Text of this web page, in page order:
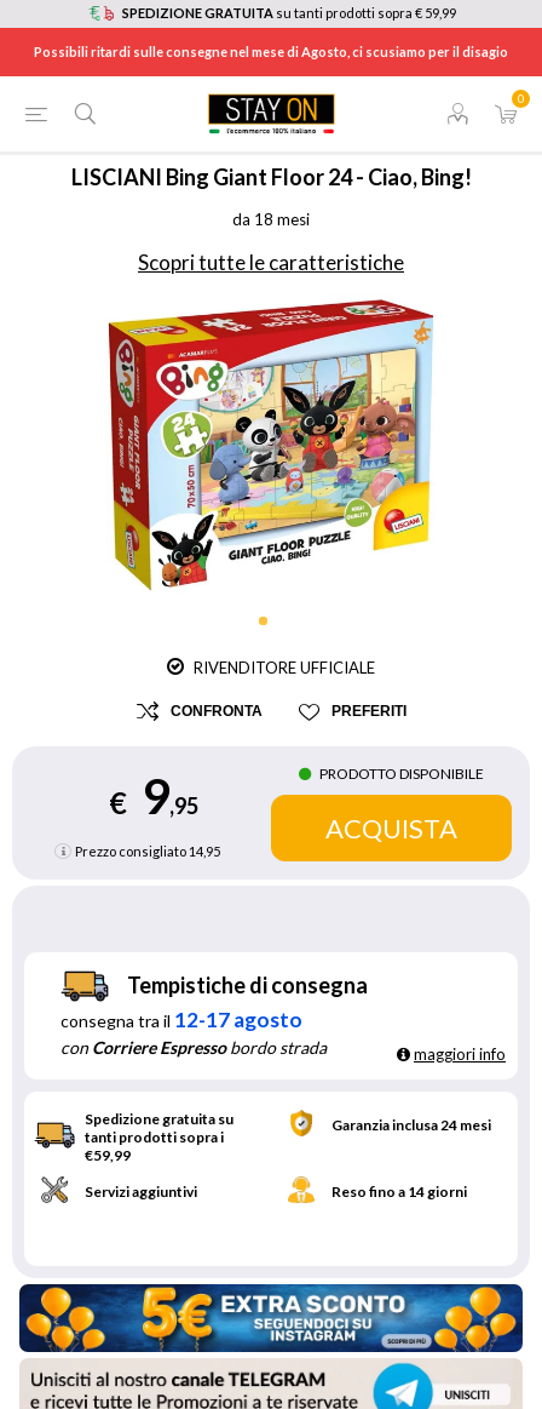
SPEDIZIONE GRATUITA su tanti prodotti sopra € 59,99
Possibili ritardi sulle consegne nel mese di Agosto, ci scusiamo per il disagio
0
/ GIOCATTOLI / ALTRI GIOCATTOLI
LISCIANI Bing Giant Floor 24 - Ciao, Bing!
da 18 mesi
Scopri tutte le caratteristiche
RIVENDITORE UFFICIALE
CONFRONTA PREFERITI
€ 9,95
Prezzo consigliato 14,95
PRODOTTO DISPONIBILE
Tempistiche di consegna
consegna tra il 12-17 agosto
conCorriere Espressobordo strada maggiori info
Spedizione gratuita su
tanti prodotti sopra i
€59,99
Garanzia inclusa 24 mesi
Servizi aggiuntivi Reso fino a 14 giorni